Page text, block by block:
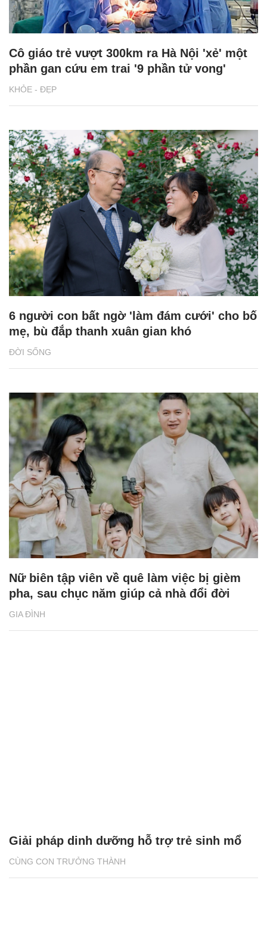
KHỎE - ĐẸP
Cô giáo trẻ vượt 300km ra Hà Nội 'xẻ' một
phần gan cứu em trai '9 phần tử vong'
ĐỜI SỐNG
6 người con bất ngờ 'làm đám cưới' cho bố
mẹ, bù đắp thanh xuân gian khó
GIA ĐÌNH
Nữ biên tập viên về quê làm việc bị gièm
pha, sau chục năm giúp cả nhà đổi đời
CÙNG CON TRƯỞNG THÀNH
Giải pháp dinh dưỡng hỗ trợ trẻ sinh mổ